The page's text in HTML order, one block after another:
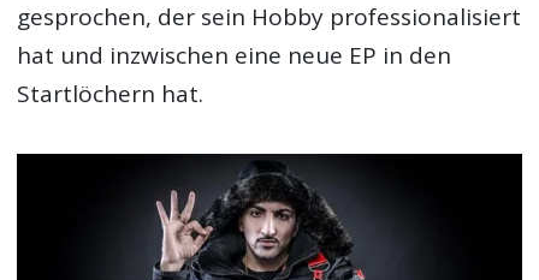
gesprochen, der sein Hobby professionalisiert
hat und inzwischen eine neue EP in den
Startlöchern hat.